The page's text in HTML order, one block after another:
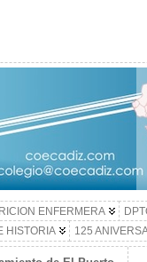
ENFERMERA
HISTORIA 125